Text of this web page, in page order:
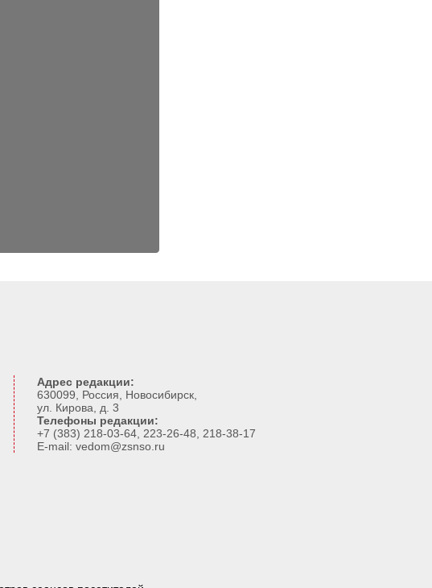
Адрес редакции:
630099, Россия, Новосибирск,
ул. Кирова, д. 3
Телефоны редакции:
+7 (383) 218-03-64, 223-26-48, 218-38-17
E-mail: vedom@zsnso.ru